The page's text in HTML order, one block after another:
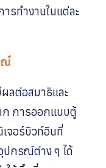
รทำงานในแต่ละ
ณ์
ลต่อสมาธิและ
ก การออกแบบตู้
เจอร์บิวท์อินที่
ปกรณ์ต่าง ๆ ได้